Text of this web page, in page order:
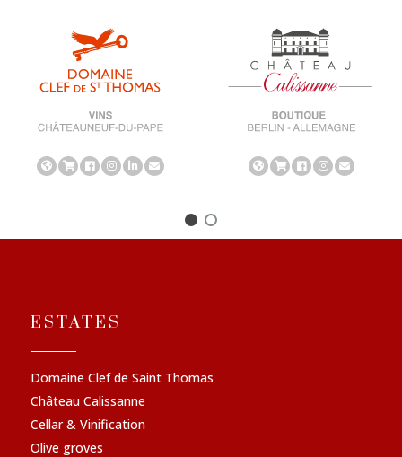
ESTATES
Domaine Clef de Saint Thomas
Château Calissanne
Cellar & Vinification
Olive groves